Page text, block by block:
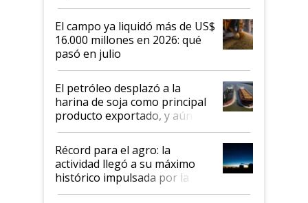
El campo ya liquidó más de US$
16.000 millones en 2026: qué
pasó en julio
El petróleo desplazó a la
harina de soja como principal
producto exportado, y aún así
el agro aportó casi seis de cada
diez dólares y sostuvo el
liderazgo en un semestre
récord
Récord para el agro: la
actividad llegó a su máximo
histórico impulsada por la
cosecha y las exportaciones